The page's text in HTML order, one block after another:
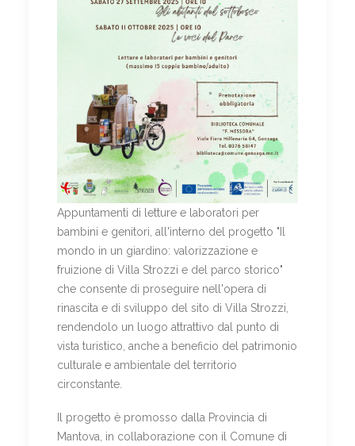
Appuntamenti di letture e laboratori per
bambini e genitori, all'interno del progetto "Il
mondo in un giardino: valorizzazione e
fruizione di Villa Strozzi e del parco storico"
che consente di proseguire nell'opera di
rinascita e di sviluppo del sito di Villa Strozzi,
rendendolo un luogo attrattivo dal punto di
vista turistico, anche a beneficio del patrimonio
culturale e ambientale del territorio
circonstante.
Il progetto è promosso dalla Provincia di
Mantova, in collaborazione con il Comune di